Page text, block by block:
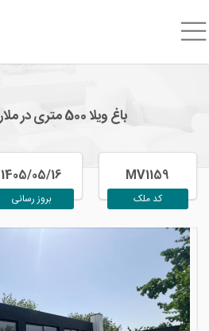
باغ ویلا 500 متری در ملارد ویلا جنوبی
MV1159
کد ملک
1405/05/16
بروز رسانی